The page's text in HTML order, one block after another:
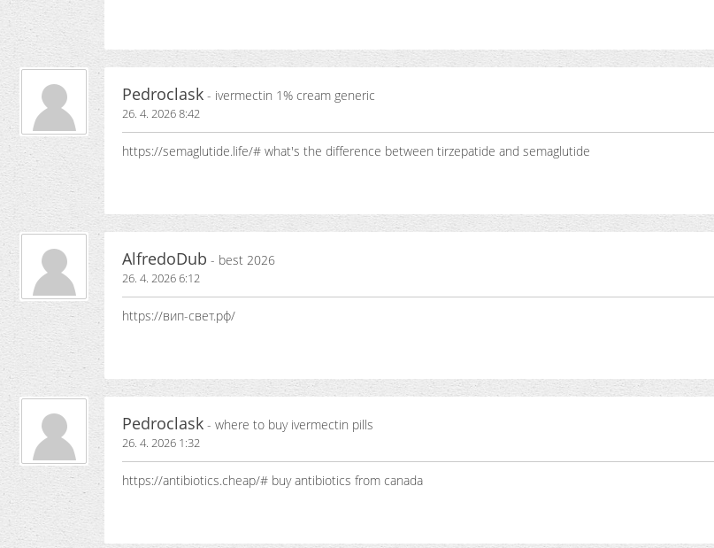
Pedroclask - ivermectin 1% cream generic
26. 4. 2026 8:42
https://semaglutide.life/# what's the difference between tirzepatide and semaglutide
AlfredoDub - best 2026
26. 4. 2026 6:12
https://вип-свет.рф/
Pedroclask - where to buy ivermectin pills
26. 4. 2026 1:32
https://antibiotics.cheap/# buy antibiotics from canada